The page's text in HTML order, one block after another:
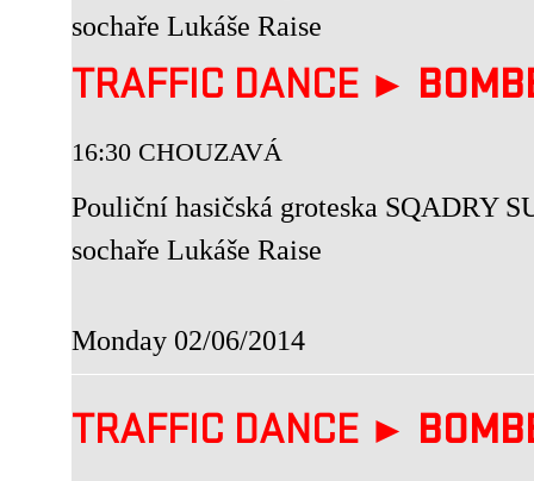
sochaře Lukáše Raise
TRAFFIC DANCE ►
16:30 CHOUZAVÁ
Pouliční hasičská groteska SQADRY
sochaře Lukáše Raise
Monday 02/06/2014
TRAFFIC DANCE ►